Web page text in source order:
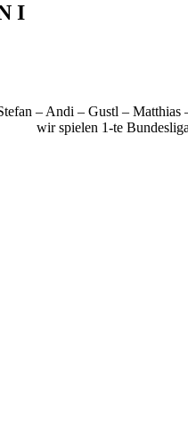
I
– Andi – Gustl – Matthias
wir spielen 1-te Bundesliga